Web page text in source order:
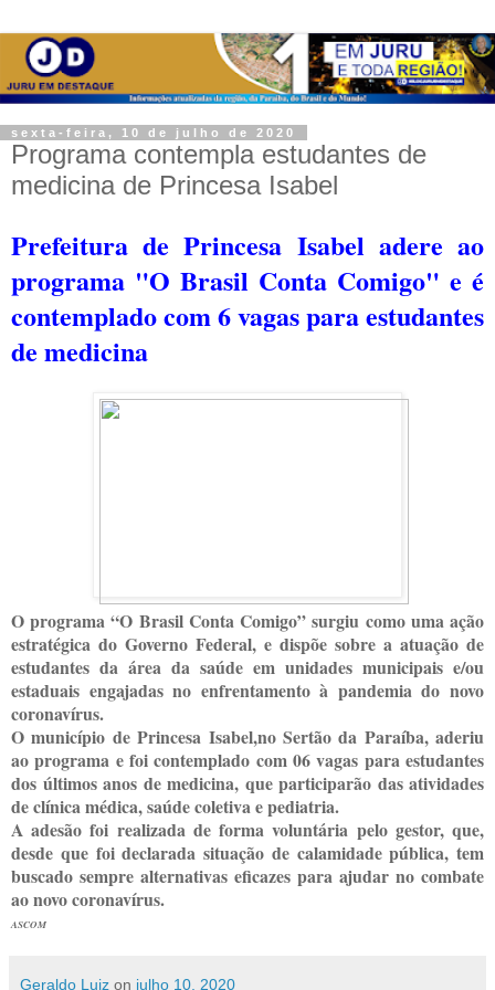
sexta-feira, 10 de julho de 2020
Programa contempla estudantes de
medicina de Princesa Isabel
Prefeitura de Princesa Isabel adere ao
programa "O Brasil Conta Comigo" e é
contemplado com 6 vagas para estudantes
de medicina
O programa “O Brasil Conta Comigo” surgiu como uma ação
estratégica do Governo Federal, e dispõe sobre a atuação de
estudantes da área da saúde em unidades municipais e/ou
estaduais engajadas no enfrentamento à pandemia do novo
coronavírus.
O município de Princesa Isabel,no Sertão da Paraíba, aderiu
ao programa e foi contemplado com 06 vagas para estudantes
dos últimos anos de medicina, que participarão das atividades
de clínica médica, saúde coletiva e pediatria.
A adesão foi realizada de forma voluntária pelo gestor, que,
desde que foi declarada situação de calamidade pública, tem
buscado sempre alternativas eficazes para ajudar no combate
ao novo coronavírus.
ASCOM
Geraldo Luiz on julho 10, 2020